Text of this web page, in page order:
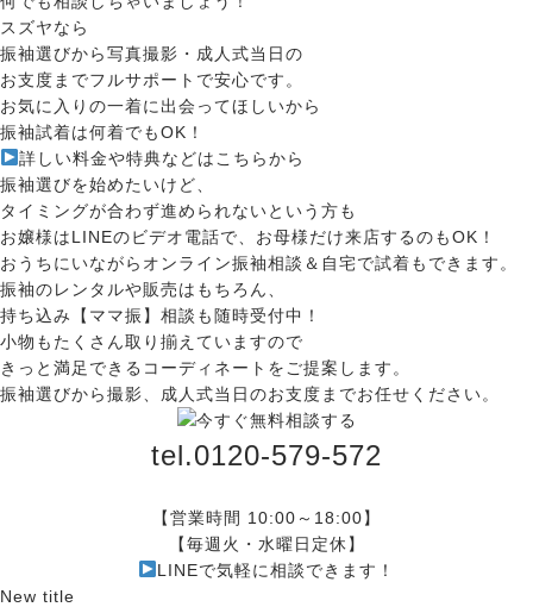
スズヤなら
振袖選びから写真撮影・成人式当日の
お支度までフルサポートで安心です。
お気に入りの一着に出会ってほしいから
振袖試着は何着でもOK！
詳しい料金や特典などはこちらから
振袖選びを始めたいけど、
タイミングが合わず進められないという方も
お嬢様はLINEのビデオ電話で、お母様だけ来店するのもOK！
おうちにいながらオンライン振袖相談＆自宅で試着もできます。
振袖のレンタルや販売はもちろん、
持ち込み【ママ振】相談も随時受付中！
小物もたくさん取り揃えていますので
きっと満足できるコーディネートをご提案します。
振袖選びから撮影、成人式当日のお支度までお任せください。
tel.0120-579-572
【営業時間 10:00～18:00】
【毎週火・水曜日定休】
LINEで気軽に相談できます！
New title